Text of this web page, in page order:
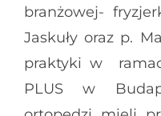
branżowej-
Jaskuły oraz p.
praktyki w
PLUS w